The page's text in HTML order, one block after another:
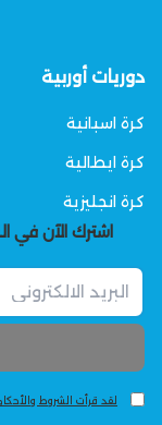
دوريات أوربية
كرة اسبانية
كرة ايطالية
كرة انجليزية
اشترك الآن في
لقد قرأت الشروط